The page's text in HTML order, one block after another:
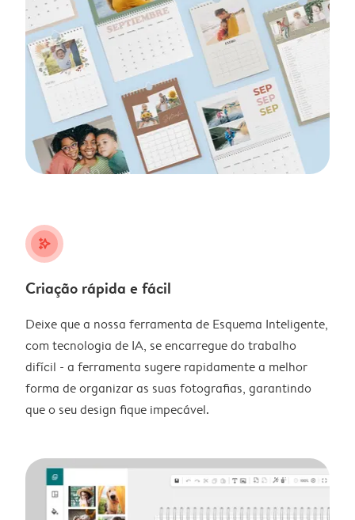
stars_plus
Criação rápida e fácil
Deixe que a nossa ferramenta de Esquema Inteligente,
com tecnologia de IA, se encarregue do trabalho
difícil - a ferramenta sugere rapidamente a melhor
forma de organizar as suas fotografias, garantindo
que o seu design fique impecável.